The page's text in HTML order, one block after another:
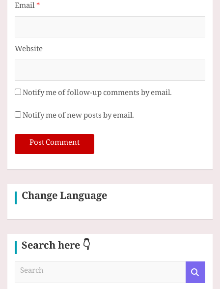
Email*
Website
Notify me of follow-up comments by email.
Notify me of new posts by email.
Change Language
Search here 👇